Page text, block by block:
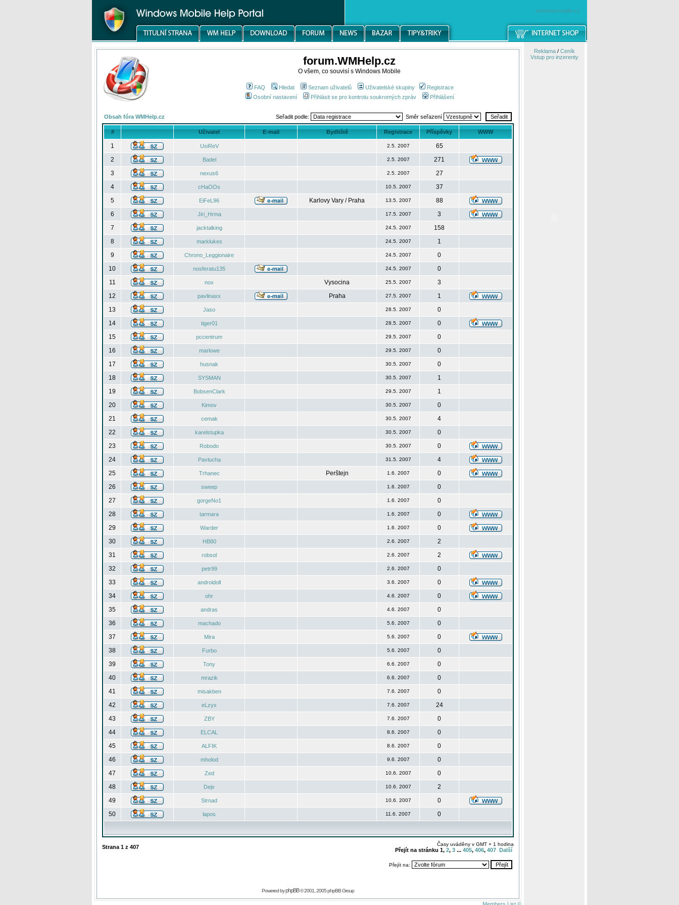
windowsmobile.cz
forum.WMHelp.cz
O všem, co souvisí s Windows Mobile
FAQ Hledat Seznam uživatelů Uživatelské skupiny
Registrace
Osobní nastavení
Přihlásit se pro kontrolu soukromých zpráv Přihlášení
Obsah fóra WMHelp.cz Seřadit podle: Směr seřazení
# Uživatel E-mail Bydliště Registrace Příspěvky WWW
1 UsiReV 2.5. 2007
65
2
Badel 2.5. 2007
271
3
nexus6 2.5. 2007
27
4
cHaOOs 10.5. 2007
37
5
EiFeL96 Karlovy Vary / Praha 13.5. 2007
88
6
Jiri_Hrma 17.5. 2007
3
7
jacktalking 24.5. 2007
158
8
marklukes 24.5. 2007
1
9
Chrono_Leggionaire 24.5. 2007
0
10
nosferatu135 24.5. 2007
0
11
nox Vysocina 25.5. 2007
3
12
pavlinaxx Praha 27.5. 2007
1
13
Jaso 28.5. 2007
0
14
tiger01 28.5. 2007
0
15
pccentrum 29.5. 2007
0
16
marlowe 29.5. 2007
0
17
husnak 30.5. 2007
0
18
SYSMAN 30.5. 2007
1
19
BobsenClark 29.5. 2007
1
20
Kimov 30.5. 2007
0
21
cemak 30.5. 2007
4
22
karelstupka 30.5. 2007
0
23
Robodo 30.5. 2007
0
24
Pavlucha 31.5. 2007
4
25
Trhanec Perštejn 1.6. 2007
0
26
sweep 1.6. 2007
0
27
gorgeNo1 1.6. 2007
0
28
tarmara 1.6. 2007
0
29
Warder 1.6. 2007
0
30
HB80 2.6. 2007
2
31
robsol 2.6. 2007
2
32
petr99 2.6. 2007
0
33
androidoll 3.6. 2007
0
34
ohr 4.6. 2007
0
35
andras 4.6. 2007
0
36
machado 5.6. 2007
0
37
Mira 5.6. 2007
0
38
Furbo 5.6. 2007
0
39
Tony 6.6. 2007
0
40
mrazik 6.6. 2007
0
41
misakben 7.6. 2007
0
42
eLzyx 7.6. 2007
24
43
ZBY 7.6. 2007
0
44
ELCAL 8.6. 2007
0
45
ALFIK 8.6. 2007
0
46
mholod 9.6. 2007
0
47
Zed 10.6. 2007
0
48
Dejv 10.6. 2007
2
49
Strnad 10.6. 2007
0
50
lapos 11.6. 2007 0
Strana 1 z 407 Časy uváděny v GMT + 1 hodina
Přejít na stránku 1, 2, 3 ... 405, 406, 407 Další
Přejít na:
Powered byphpBB© 2001, 2005 phpBB Group
Reklama/ Ceník
Vstup pro inzerenty